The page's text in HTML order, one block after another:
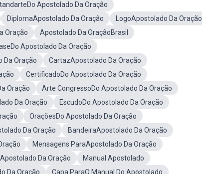
Apostolado Da Oração
DiplomaApostolado Da Oração
LogoApostolado Da Oração
Oração
Apostolado Da OraçãoBrasil
Apostolado Da Oração
Da Oração
CartazApostolado Da Oração
CertificadoDo Apostolado Da Oração
Oração
Arte CongressoDo Apostolado Da Oração
Da Oração
EscudoDo Apostolado Da Oração
OraçõesDo Apostolado Da Oração
Da Oração
BandeiraApostolado Da Oração
Mensagens ParaApostolado Da Oração
Da Oração
Manual Apostolado
Da Oração
Capa ParaO Manual Do Apostolado